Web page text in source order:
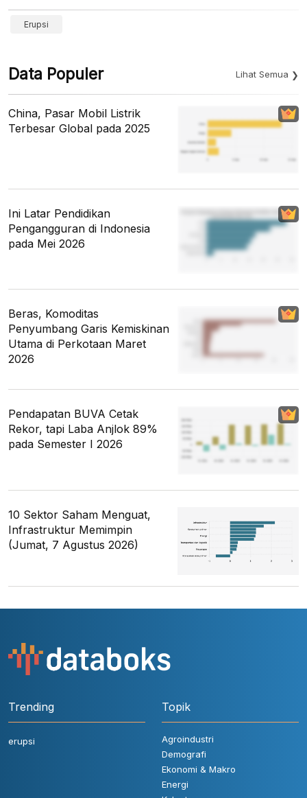
Erupsi
Data Populer Lihat Semua
China, Pasar Mobil Listrik
Terbesar Global pada 2025
Ini Latar Pendidikan
Pengangguran di Indonesia
pada Mei 2026
Beras, Komoditas
Penyumbang Garis Kemiskinan
Utama di Perkotaan Maret
2026
Pendapatan BUVA Cetak
Rekor, tapi Laba Anjlok 89%
pada Semester I 2026
10 Sektor Saham Menguat,
Infrastruktur Memimpin
(Jumat, 7 Agustus 2026)
Trending
erupsi
Topik
Agroindustri
Demografi
Ekonomi & Makro
Energi